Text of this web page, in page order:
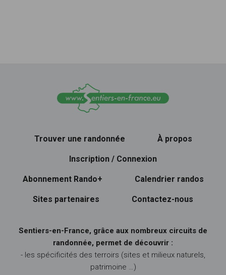
Trouver une randonnée À propos
Inscription / Connexion
Abonnement Rando+ Calendrier randos
Sites partenaires Contactez-nous
Sentiers-en-France, grâce aux nombreux circuits de
randonnée, permet de découvrir :
- les spécificités des terroirs (sites et milieux naturels,
patrimoine …)